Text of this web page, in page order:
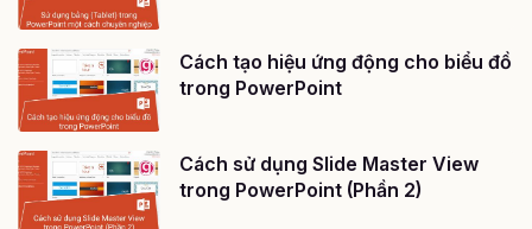
Cách tạo hiệu ứng động cho biểu đồ
trong PowerPoint
Cách sử dụng Slide Master View
trong PowerPoint (Phần 2)